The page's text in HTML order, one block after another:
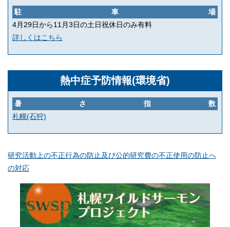
駐車場
4月29日から11月3日の土日祝休日のみ有料
詳しくはこちら
熱中症予防情報(環境省)
暑さ指数
札幌(石狩)
研究活動上の不正行為の防止及び公的研究費の不正使用の防止へ
の対応